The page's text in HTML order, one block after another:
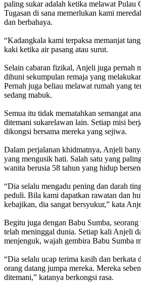
paling sukar adalah ketika melawat Pulau
Tugasan di sana memerlukan kami
dan berbahaya.
“Kadangkala kami terpaksa memanjat
kaki ketika air pasang atau surut.
Selain cabaran fizikal, Anjeli juga pernah
dihuni sekumpulan remaja yang
Pernah juga beliau melawat rumah yang
sedang mabuk.
Semua itu tidak mematahkan semangat
ditemani sukarelawan lain. Setiap misi
dikongsi bersama mereka yang sejiwa.
Dalam perjalanan khidmatnya, Anjeli
yang mengusik hati. Salah satu yang
wanita berusia 58 tahun yang hidup
“Dia selalu mengadu pening dan darah
peduli. Bila kami dapatkan rawatan dan
kebajikan, dia sangat bersyukur,” kata
Begitu juga dengan Babu Sumba,
telah meninggal dunia. Setiap kali Anjeli
menjenguk, wajah gembira Babu Sumba
“Dia selalu ucap terima kasih dan berkata
orang datang jumpa mereka. Mereka
ditemani,” katanya berkongsi rasa.